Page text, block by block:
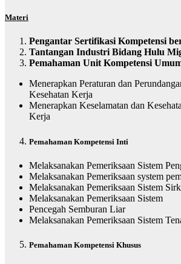
Materi
Pengantar Sertifikasi Kompetensi
Tantangan Industri Bidang Hulu
Pemahaman Unit Kompetensi
Menerapkan Peraturan dan
Kesehatan Kerja
Menerapkan Keselamatan dan
Kerja
Pemahaman Kompetensi Inti
Melaksanakan Pemeriksaan Sistem
Melaksanakan Pemeriksaan system
Melaksanakan Pemeriksaan Sistem
Melaksanakan Pemeriksaan Sistem
Pencegah Semburan Liar
Melaksanakan Pemeriksaan Sistem
Pemahaman Kompetensi Khusus